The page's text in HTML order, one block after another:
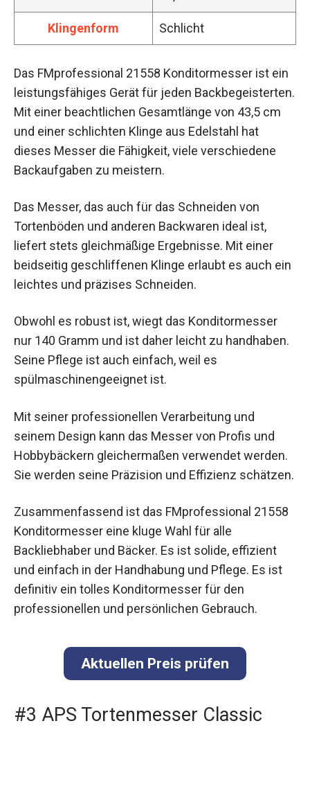
Klingenform Schlicht
Das FMprofessional 21558 Konditormesser ist ein
leistungsfähiges Gerät für jeden Backbegeisterten.
Mit einer beachtlichen Gesamtlänge von 43,5 cm
und einer schlichten Klinge aus Edelstahl hat
dieses Messer die Fähigkeit, viele verschiedene
Backaufgaben zu meistern.
Das Messer, das auch für das Schneiden von
Tortenböden und anderen Backwaren ideal ist,
liefert stets gleichmäßige Ergebnisse. Mit einer
beidseitig geschliffenen Klinge erlaubt es auch ein
leichtes und präzises Schneiden.
Obwohl es robust ist, wiegt das Konditormesser
nur 140 Gramm und ist daher leicht zu handhaben.
Seine Pflege ist auch einfach, weil es
spülmaschinengeeignet ist.
Mit seiner professionellen Verarbeitung und
seinem Design kann das Messer von Profis und
Hobbybäckern gleichermaßen verwendet werden.
Sie werden seine Präzision und Effizienz schätzen.
Zusammenfassend ist das FMprofessional 21558
Konditormesser eine kluge Wahl für alle
Backliebhaber und Bäcker. Es ist solide, effizient
und einfach in der Handhabung und Pflege. Es ist
definitiv ein tolles Konditormesser für den
professionellen und persönlichen Gebrauch.
Aktuellen Preis prüfen
#3 APS Tortenmesser Classic